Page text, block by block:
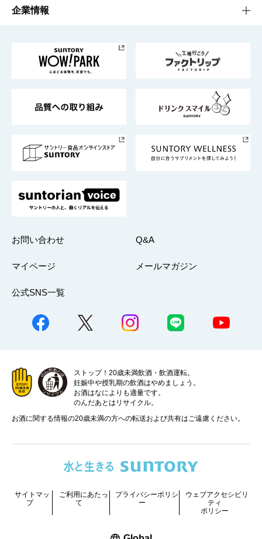
栄養成分一覧
工場見学
地域情報
サントリーホール
サントリーサンバーズ大阪
サステナビリティTOP
サントリーが考えるサステナビリティ経営
企業情報
企業概要
採用情報
お問い合わせ Q&A
マイページ メールマガジン
公式SNS一覧
ストップ！20歳未満飲酒・飲酒運転。
妊娠中や授乳期の飲酒はやめましょう。
お酒はなによりも適量です。
のんだあとはリサイクル。
お酒に関する情報の20歳未満の方への転送および共有はご遠慮ください。
サイトマッ
プ
ご利用にあたっ
て
プライバシーポリシ
ー
ウェブアクセシビリ
ティ
ポリシー